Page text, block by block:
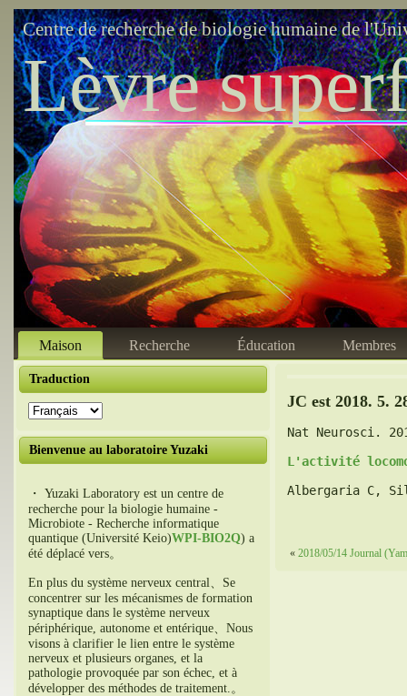
Centre de recherche de biologie humaine de
Lèvre
Maison Recherche Éducation Membres
Traduction
Bienvenue au laboratoire Yuzaki
・ Yuzaki Laboratory est un centre de
recherche pour la biologie humaine -
Microbiote - Recherche informatique
quantique (Université Keio)WPI-BIO2Q) a
été déplacé vers。
En plus du système nerveux central、Se
concentrer sur les mécanismes de formation
synaptique dans le système nerveux
périphérique, autonome et entérique、Nous
visons à clarifier le lien entre le système
nerveux et plusieurs organes, et la
pathologie provoquée par son échec, et à
développer des méthodes de traitement.。
JC est 2018. 5.
Nat Neurosci.
L'activité
Albergaria C,
« 2018/05/14 Journal